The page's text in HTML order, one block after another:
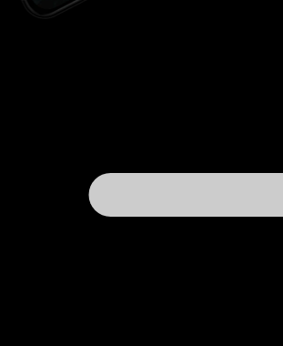
довольно интеллигентно, особенно для
когда-нибудь и возникнет желание его
пересмотреть. Так что все рекомендую.